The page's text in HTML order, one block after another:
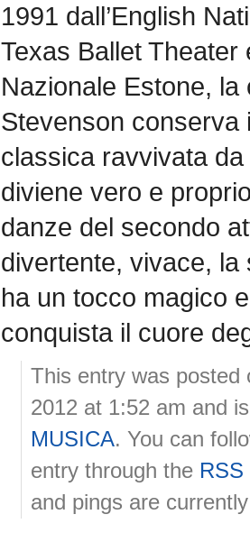
1991 dall’English
Texas Ballet Theater
Nazionale Estone,
Stevenson conserva
classica ravvivata
diviene vero e
danze del secondo
divertente, vivace,
ha un tocco magico
conquista il cuore
This entry was posted
2012 at 1:52 am and
MUSICA. You can
entry through the
and pings are